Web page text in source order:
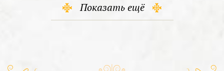
Показать ещё